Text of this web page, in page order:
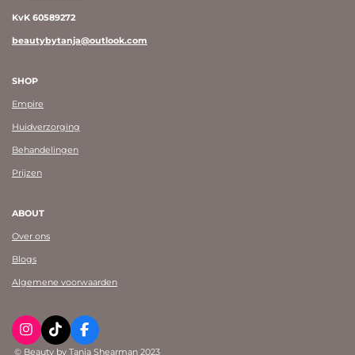
KvK 60589272
beautybytanja@outlook.com
SHOP
Empire
Huidverzorging
Behandelingen
Prijzen
ABOUT
Over ons
Blogs
Algemene voorwaarden
I
n
T
i
F
a
© Beauty by Tanja Shearman 2023